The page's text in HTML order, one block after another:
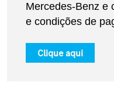
Mercedes-Benz e
e condições de
Clique aqui